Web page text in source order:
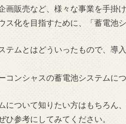
画販売など、様々な事業を手掛
ス化を目指すために、「蓄電池
テムとはどういったもので、導
コンシャスの蓄電池システムに
について知りたい方はもちろん
ひ参考にしてみてください。